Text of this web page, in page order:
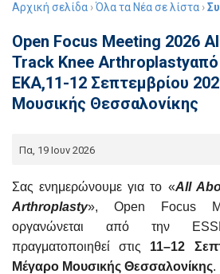
Αρχική σελίδα ›Όλα τα Νέα σε λίστα ›
Open Focus Meeting 2026
Track Knee Arthroplastyαπό
EKA,11-12 Σεπτεμβρίου
Μουσικής Θεσσαλονίκης
Πα, 19 Ιουν 2026
Σας ενημερώνουμε για το «All
Arthroplasty», Open Focus
οργανώνεται από την
πραγματοποιηθεί στις 11–12
Μέγαρο Μουσικής Θεσσαλονίκης.